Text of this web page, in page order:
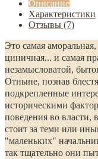
Описание
Характеристики
Отзывы (7)
Это самая
циничная... и самая
незамысловатой,
Отныне, познав
подкрепленные
историческими
поведения во власти,
стоит за теми или
"маленьких"
так тщательно они